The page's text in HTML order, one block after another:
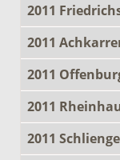
2011
2011
2011
2011
2011